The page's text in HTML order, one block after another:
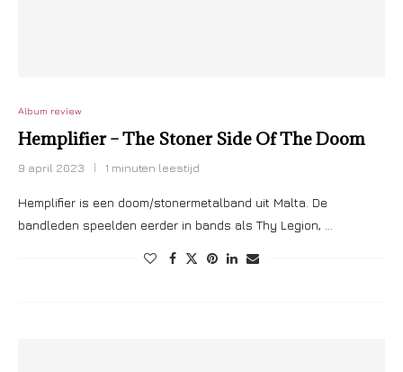
Album review
Hemplifier – The Stoner Side Of The Doom
9 april 2023 1 minuten leestijd
Hemplifier is een doom/stonermetalband uit Malta. De
bandleden speelden eerder in bands als Thy Legion, …